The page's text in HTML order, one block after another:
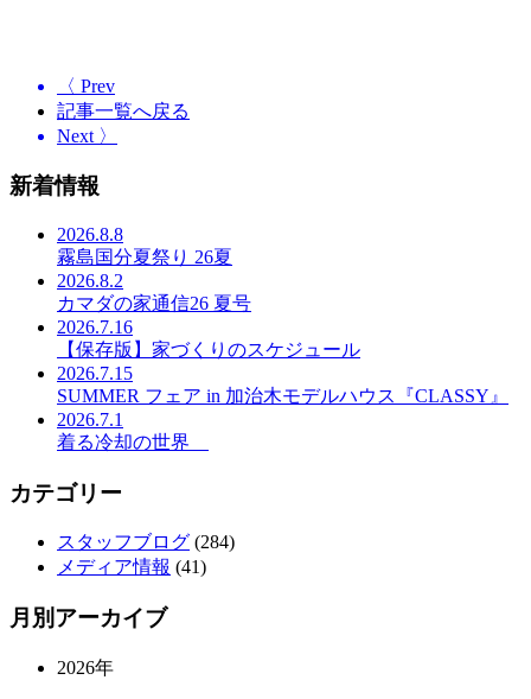
〈 Prev
記事一覧へ戻る
Next 〉
新着情報
2026.8.8
霧島国分夏祭り 26夏
2026.8.2
カマダの家通信26 夏号
2026.7.16
【保存版】家づくりのスケジュール
2026.7.15
SUMMER フェア in 加治木モデルハウス『CLASSY』
2026.7.1
着る冷却の世界
カテゴリー
スタッフブログ (284)
メディア情報 (41)
月別アーカイブ
2026年